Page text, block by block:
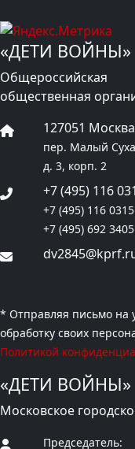
«ДЕТИ ВОЙНЫ»
Общероссийская
общественная
127051 Москва
пер. Малый
д. 3, корп. 2
+7 (495) 116
+7 (495) 116 0315
+7 (495) 692 3405
* Отправляя письмо на
обработку своих
Политикой
«ДЕТИ ВОЙНЫ»
Московское
Председатель: